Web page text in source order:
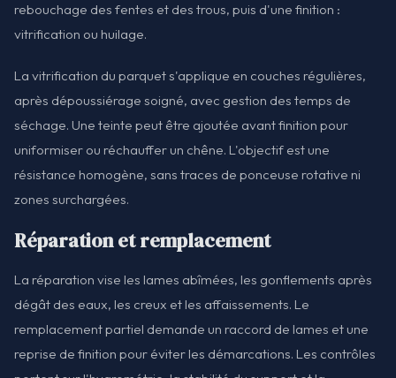
rebouchage des fentes et des trous, puis d'une finition :
vitrification ou huilage.
La vitrification du parquet s'applique en couches régulières,
après dépoussiérage soigné, avec gestion des temps de
séchage. Une teinte peut être ajoutée avant finition pour
uniformiser ou réchauffer un chêne. L'objectif est une
résistance homogène, sans traces de ponceuse rotative ni
zones surchargées.
Réparation et remplacement
La réparation vise les lames abîmées, les gonflements après
dégât des eaux, les creux et les affaissements. Le
remplacement partiel demande un raccord de lames et une
reprise de finition pour éviter les démarcations. Les contrôles